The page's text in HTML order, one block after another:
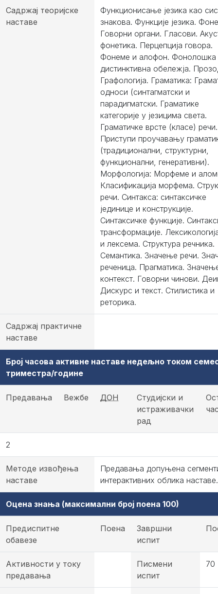
Садржај теоријске
наставе
Функционисање језика као
знакова. Функције језика.
Говорни органи. Гласови.
фонетика. Перцепција говора.
Фонеме и алофон. Фонолошка
дистинктивна обележја.
Графологија. Граматика:
односи (синтагматски и
парадигматски. Граматике
категорије у језицима света.
Граматичке врсте (класе) речи.
Приступи проучавању
(традиционални, структурни,
функционални, генеративни).
Морфологија: Морфеме и
Класификација морфема.
речи. Синтакса: синтаксичке
јединице и конструкције.
Синтаксичке функције.
трансформације.
и лексема. Структура речника.
Семантика. Значење речи.
реченица. Прагматика.
контекст. Говорни чинови.
Дискурс и текст. Стилистика и
реторика.
Садржај практичне
наставе
Број часова активне наставе недељно током
триместра/године
Предавања Вежбе ДОН
Студијски и
истраживачки
рад
2
Методе извођења
наставе
Предавања допуњена
интерактивних облика наставе.
Оцена знања (максимални број поена 100)
Предиспитне
обавезе
Поена
Завршни
испит
Активности у току
предавања
Писмени
испит
70